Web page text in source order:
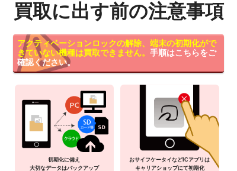
買取に出す前の注意事項
アクティベーションロックの解除、端末の初期化がで
きていない機種は買取できません。 手順はこちらをご
確認ください。
初期化に備え
大切なデータはバックアップ
おサイフケータイなどICアプリは
キャリアショップにて初期化